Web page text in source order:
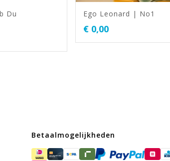
Du
Ego Leonard | No1
€ 0,00
Betaalmogelijkheden